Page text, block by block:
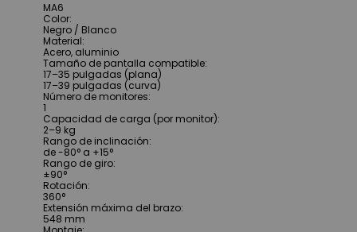
MA6
Color:
Negro / Blanco
Material:
Acero, aluminio
Tamaño de pantalla compatible:
17–35 pulgadas (plana)
17–39 pulgadas (curva)
Número de monitores:
1
Capacidad de carga (por monitor):
2–9 kg
Rango de inclinación:
de -80° a +15°
Rango de giro:
±90°
Rotación:
360°
Extensión máxima del brazo:
548 mm